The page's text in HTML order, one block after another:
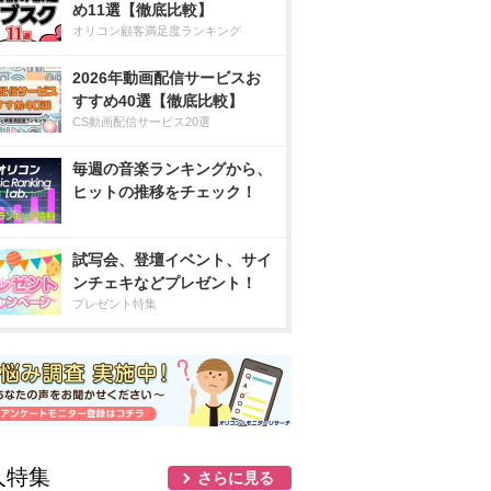
め11選【徹底比較】
オリコン顧客満足度ランキング
2026年動画配信サービスお
すすめ40選【徹底比較】
CS動画配信サービス20選
毎週の音楽ランキングから、
ヒットの推移をチェック！
試写会、登壇イベント、サイ
ンチェキなどプレゼント！
プレゼント特集
特集 さらに見る